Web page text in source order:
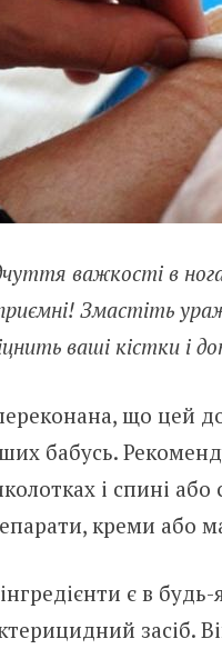
важкості в
Змастіть
ваші кістки і
що цей
бабусь.
і спині або
креми або
є в
засіб.